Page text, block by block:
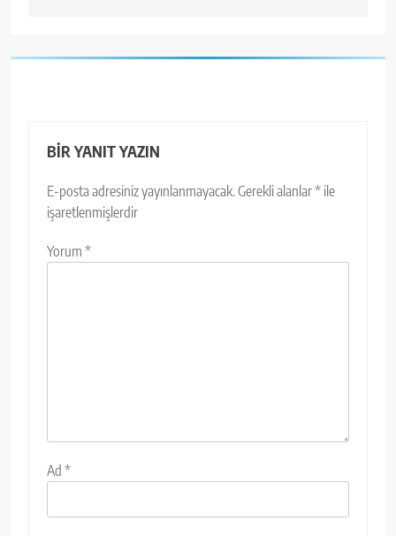
BIR YANIT YAZIN
E-posta adresiniz yayınlanmayacak.Gerekli alanlar* ile
işaretlenmişlerdir
Yorum *
Ad *